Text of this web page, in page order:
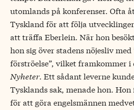
utomlands på konferenser. Ofta
Tyskland för att följa
att träffa Eberlein. När hon
hon sig över stadens nöjesliv med
förströelse”, vilket framkommer i
Nyheter. Ett sådant leverne
Tysklands sak, menade hon.
för att göra engelsmännen